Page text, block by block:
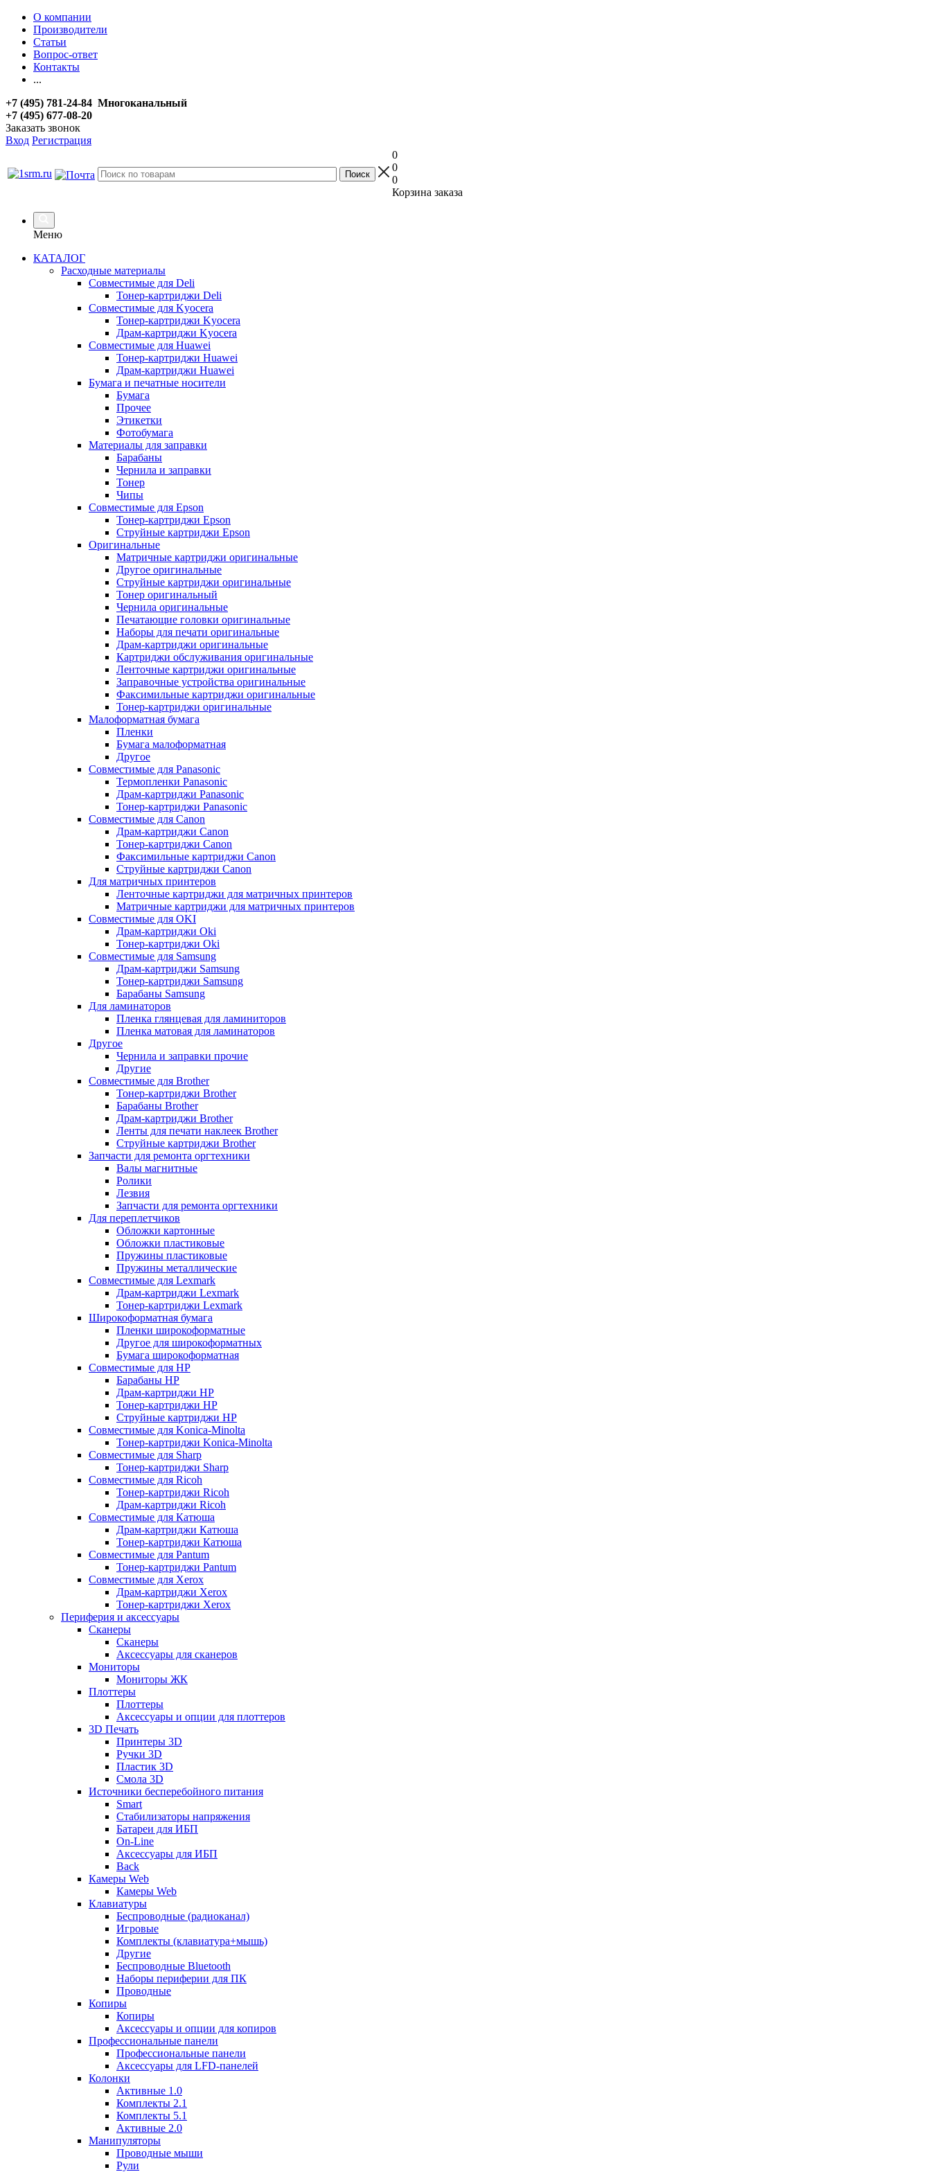
О компании
Производители
Статьи
Вопрос-ответ
Контакты
...
+7 (495) 781-24-84 Многоканальный
+7 (495) 677-08-20
Заказать звонок
Вход Регистрация
0
0
0
Корзина заказа
Меню
КАТАЛОГ
Расходные материалы
Совместимые для Deli
Тонер-картриджи Deli
Совместимые для Kyocera
Тонер-картриджи Kyocera
Драм-картриджи Kyocera
Совместимые для Huawei
Тонер-картриджи Huawei
Драм-картриджи Huawei
Бумага и печатные носители
Бумага
Прочее
Этикетки
Фотобумага
Материалы для заправки
Барабаны
Чернила и заправки
Тонер
Чипы
Совместимые для Epson
Тонер-картриджи Epson
Струйные картриджи Epson
Оригинальные
Матричные картриджи оригинальные
Другое оригинальные
Струйные картриджи оригинальные
Тонер оригинальный
Чернила оригинальные
Печатающие головки оригинальные
Наборы для печати оригинальные
Драм-картриджи оригинальные
Картриджи обслуживания оригинальные
Ленточные картриджи оригинальные
Заправочные устройства оригинальные
Факсимильные картриджи оригинальные
Тонер-картриджи оригинальные
Малоформатная бумага
Пленки
Бумага малоформатная
Другое
Совместимые для Panasonic
Термопленки Panasonic
Драм-картриджи Panasonic
Тонер-картриджи Panasonic
Совместимые для Canon
Драм-картриджи Canon
Тонер-картриджи Canon
Факсимильные картриджи Canon
Струйные картриджи Canon
Для матричных принтеров
Ленточные картриджи для матричных принтеров
Матричные картриджи для матричных принтеров
Совместимые для OKI
Драм-картриджи Oki
Тонер-картриджи Oki
Совместимые для Samsung
Драм-картриджи Samsung
Тонер-картриджи Samsung
Барабаны Samsung
Для ламинаторов
Пленка глянцевая для ламиниторов
Пленка матовая для ламинаторов
Другое
Чернила и заправки прочие
Другие
Совместимые для Brother
Тонер-картриджи Brother
Барабаны Brother
Драм-картриджи Brother
Ленты для печати наклеек Brother
Струйные картриджи Brother
Запчасти для ремонта оргтехники
Валы магнитные
Ролики
Лезвия
Запчасти для ремонта оргтехники
Для переплетчиков
Обложки картонные
Обложки пластиковые
Пружины пластиковые
Пружины металлические
Совместимые для Lexmark
Драм-картриджи Lexmark
Тонер-картриджи Lexmark
Широкоформатная бумага
Пленки широкоформатные
Другое для широкоформатных
Бумага широкоформатная
Совместимые для HP
Барабаны HP
Драм-картриджи HP
Тонер-картриджи HP
Струйные картриджи HP
Совместимые для Konica-Minolta
Тонер-картриджи Konica-Minolta
Совместимые для Sharp
Тонер-картриджи Sharp
Совместимые для Ricoh
Тонер-картриджи Ricoh
Драм-картриджи Ricoh
Совместимые для Катюша
Драм-картриджи Катюша
Тонер-картриджи Катюша
Совместимые для Pantum
Тонер-картриджи Pantum
Совместимые для Xerox
Драм-картриджи Xerox
Тонер-картриджи Xerox
Периферия и аксессуары
Сканеры
Сканеры
Аксессуары для сканеров
Мониторы
Мониторы ЖК
Плоттеры
Плоттеры
Аксессуары и опции для плоттеров
3D Печать
Принтеры 3D
Ручки 3D
Пластик 3D
Смола 3D
Источники бесперебойного питания
Smart
Стабилизаторы напряжения
Батареи для ИБП
On-Line
Аксессуары для ИБП
Back
Камеры Web
Камеры Web
Клавиатуры
Беспроводные (радиоканал)
Игровые
Комплекты (клавиатура+мышь)
Другие
Беспроводные Bluetooth
Наборы периферии для ПК
Проводные
Копиры
Копиры
Аксессуары и опции для копиров
Профессиональные панели
Профессиональные панели
Аксессуары для LFD-панелей
Колонки
Активные 1.0
Комплекты 2.1
Комплекты 5.1
Активные 2.0
Манипуляторы
Проводные мыши
Рули